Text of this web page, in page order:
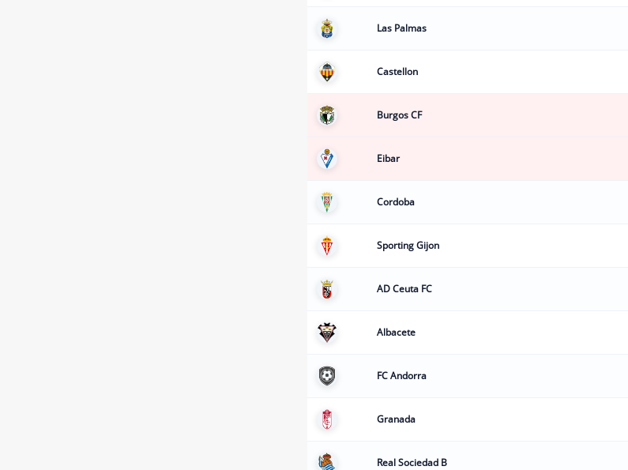
Las Palmas
Castellon
Burgos CF
Eibar
Cordoba
Sporting Gijon
AD Ceuta FC
Albacete
FC Andorra
Granada
Real Sociedad B